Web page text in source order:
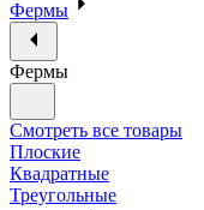
Фермы
Фермы
Смотреть все товары
Плоские
Квадратные
Треугольные